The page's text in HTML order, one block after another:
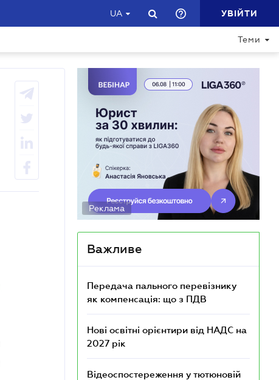
UA УВІЙТИ
Теми
Реклама
Важливе
Передача пального перевізнику
як компенсація: що з ПДВ
Нові освітні орієнтири від НАДС на
2027 рік
Відеоспостереження у тютюновій